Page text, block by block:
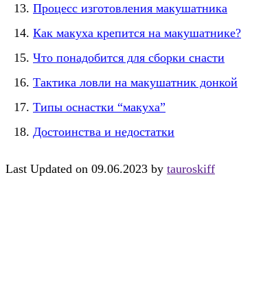
Процесс изготовления макушатника
Как макуха крепится на макушатнике?
Что понадобится для сборки снасти
Тактика ловли на макушатник донкой
Типы оснастки “макуха”
Достоинства и недостатки
Last Updated on 09.06.2023 by tauroskiff